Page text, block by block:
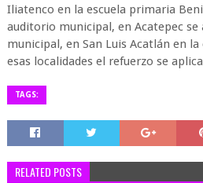
Iliatenco en la escuela primaria
auditorio municipal, en Acatepec se
municipal, en San Luis Acatlán en la
esas localidades el refuerzo se
TAGS:
RELATED POSTS